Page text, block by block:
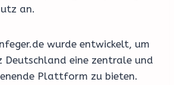
an.
wurde entwickelt, um
Deutschland eine zentrale und
Plattform zu bieten.